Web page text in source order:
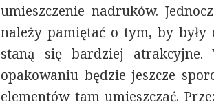
umieszczenie nadruków.
należy pamiętać o tym, by
staną się bardziej
opakowaniu będzie jeszcze
elementów tam umieszczać.